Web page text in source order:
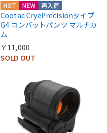
HOT NEW 再入荷
Cootac CryePrecisionタイプ
G4 コンバットパンツ マルチカ
ム
￥11,000
SOLD OUT